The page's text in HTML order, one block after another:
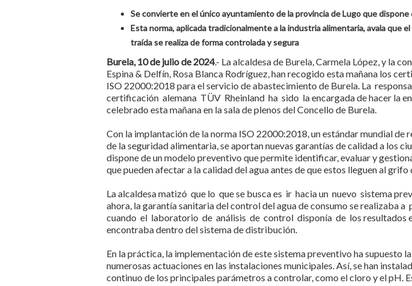
Se convierte en el único ayuntamiento de la provincia de Lugo que
Esta norma, aplicada tradicionalmente a la industria alimentaria, avala que
traída se realiza de forma controlada y segura
Burela, 10 de julio de 2024.- La alcaldesa de Burela, Carmela López, y la
Espina & Delfín, Rosa Blanca Rodríguez, han recogido esta mañana los
ISO 22000:2018 para el servicio de abastecimiento de Burela. La
certificación alemana TÜV Rheinland ha sido la encargada de hacer la
celebrado esta mañana en la sala de plenos del Concello de Burela.
Con la implantación de la norma ISO 22000:2018, un estándar mundial de
de la seguridad alimentaria, se aportan nuevas garantías de calidad a los
dispone de un modelo preventivo que permite identificar, evaluar y
que pueden afectar a la calidad del agua antes de que estos lleguen al grifo
La alcaldesa matizó que lo que se busca es ir hacia un nuevo sistema
ahora, la garantía sanitaria del control del agua de consumo se realizaba
cuando el laboratorio de análisis de control disponía de los resultados
encontraba dentro del sistema de distribución.
En la práctica, la implementación de este sistema preventivo ha supuesto
numerosas actuaciones en las instalaciones municipales. Así, se han
continuo de los principales parámetros a controlar, como el cloro y el pH.